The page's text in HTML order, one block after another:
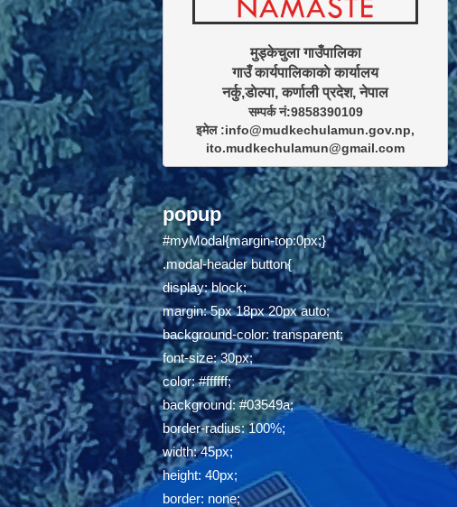
मुड्केचुला गाउँपालिका
गाउँ कार्यपालिकाकाे कार्यालय
सम्पर्क नं:9858390109
इमेल :info@mudkechulamun.gov.np,
ito.mudkechulamun@gmail.com
popup
#myModal{margin-top:0px;}
.modal-header button{
display: block;
margin: 5px 18px 20px auto;
background-color: transparent;
font-size: 30px;
color: #ffffff;
background: #03549a;
border-radius: 100%;
width: 45px;
height: 40px;
border: none;